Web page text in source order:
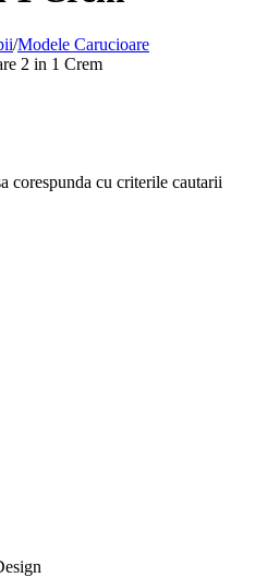
/Modele Carucioare
2 in 1 Crem
corespunda cu criterile cautarii